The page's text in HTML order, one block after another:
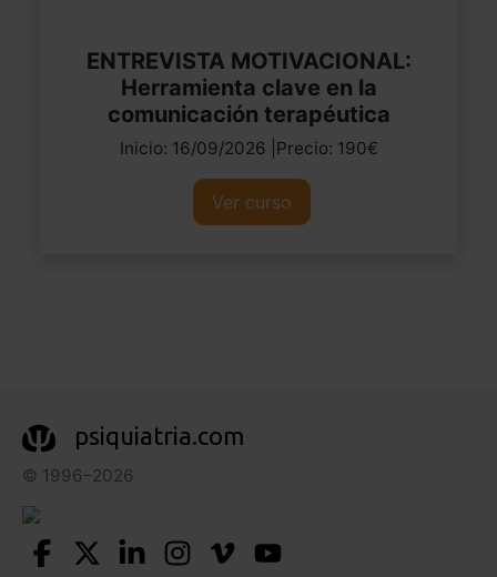
ENTREVISTA MOTIVACIONAL:
Herramienta clave en la
comunicación terapéutica
Inicio: 16/09/2026 |Precio: 190€
Ver curso
psiquiatria.com
© 1996–2026